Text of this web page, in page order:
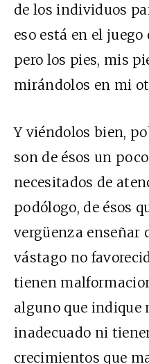
de los individuos
eso está en el
pero los pies, mis
mirándolos en mi
Y viéndolos bien,
son de ésos un
necesitados de
podólogo, de ésos
vergüenza enseñar
vástago no
tienen
alguno que
inadecuado ni
crecimientos que